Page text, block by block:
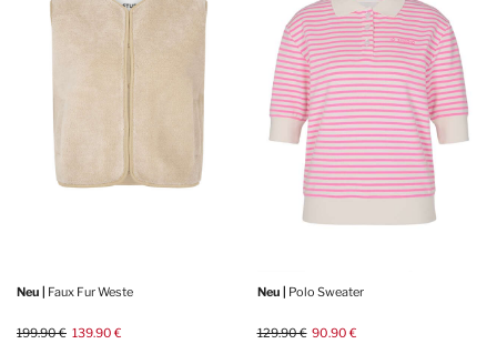
Neu | Faux Fur Weste
199.90 € 139.90 €
Neu | Polo Sweater
129.90 € 90.90 €